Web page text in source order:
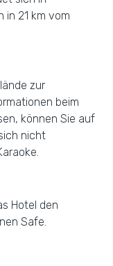
in 21 km vom
zur
beim
können Sie auf
nicht
Hotel den
Safe.